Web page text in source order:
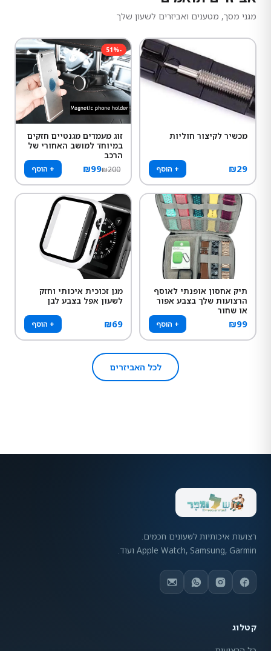
מגני מסך, מטענים ואביזרים לשעון שלך
מכשיר לקיצור חוליות
₪29 + הוסף
-
51%
זוג מעמדים מגנטיים חזקים
במיוחד למושב האחורי של
הרכב
₪99₪200 + הוסף
תיק אחסון אופנתי לאוסף
הרצועות שלך בצבע אפור
או שחור
₪99 + הוסף
מגן זכוכית איכותי וחזק
לשעון אפל בצבע לבן
₪69 + הוסף
לכל האביזרים
רצועות איכותיות לשעונים חכמים.
Apple Watch, Samsung, Garmin ועוד.
קטלוג